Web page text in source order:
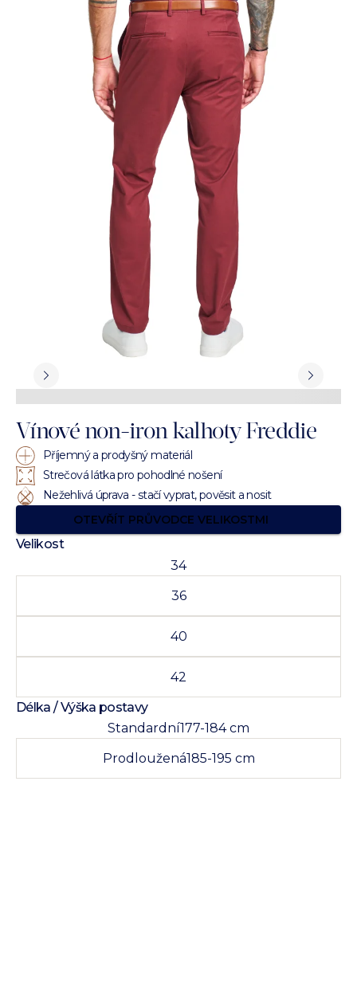
Vínové non-iron kalhoty Freddie
Příjemný a prodyšný materiál
Strečová látka pro pohodlné nošení
Nežehlivá úprava - stačí vyprat, pověsit a nosit
OTEVŘÍT PRŮVODCE VELIKOSTMI
Velikost
34
36
40
42
Délka / Výška postavy
Standardní177-184 cm
Prodloužená185-195 cm